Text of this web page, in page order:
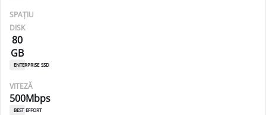
SPAȚIU
DISK
80
GB
enterprise ssd
VITEZĂ
500Mbps
best effort